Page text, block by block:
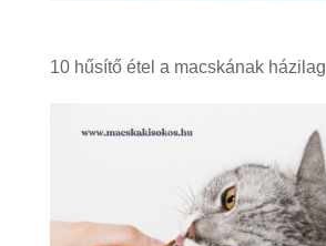
10 hűsítő étel a macskának házilag